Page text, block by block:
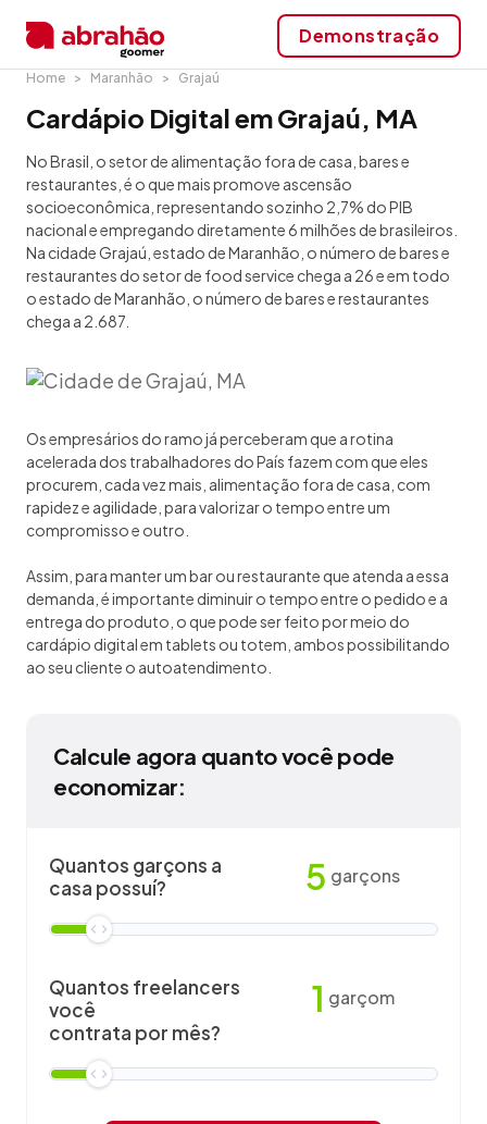
Demonstração
Home Maranhão Grajaú
Cardápio Digital em Grajaú, MA
No Brasil, o setor de alimentação fora de casa, bares e
restaurantes, é o que mais promove ascensão
socioeconômica, representando sozinho 2,7% do PIB
nacional e empregando diretamente 6 milhões de brasileiros.
Na cidade Grajaú, estado de Maranhão, o número de bares e
restaurantes do setor de food service chega a 26 e em todo
o estado de Maranhão, o número de bares e restaurantes
chega a 2.687.
Os empresários do ramo já perceberam que a rotina
acelerada dos trabalhadores do País fazem com que eles
procurem, cada vez mais, alimentação fora de casa, com
rapidez e agilidade, para valorizar o tempo entre um
compromisso e outro.
Assim, para manter um bar ou restaurante que atenda a essa
demanda, é importante diminuir o tempo entre o pedido e a
entrega do produto, o que pode ser feito por meio do
cardápio digital em tablets ou totem, ambos possibilitando
ao seu cliente o autoatendimento.
Calcule agora quanto você pode
economizar:
Quantos garçons a
casa possuí?
5 garçons
Quantos freelancers
você
contrata por mês?
1 garçom